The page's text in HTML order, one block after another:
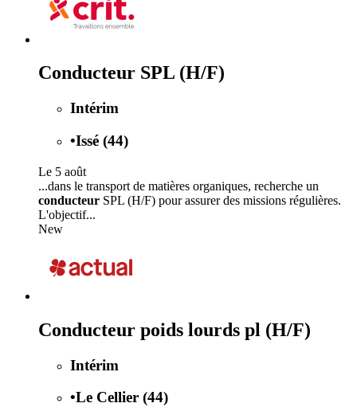
Conducteur SPL (H/F)
Intérim
•Issé (44)
Le 5 août
...dans le transport de matières organiques, recherche un
conducteur SPL (H/F) pour assurer des missions régulières.
L'objectif...
New
Conducteur poids lourds pl (H/F)
Intérim
•Le Cellier (44)